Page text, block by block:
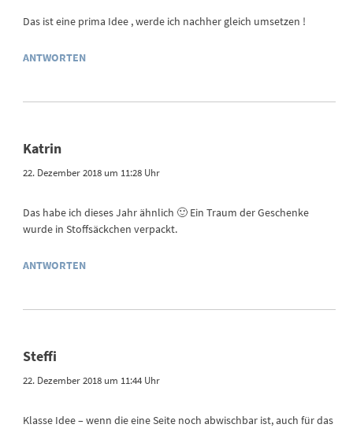
Das ist eine prima Idee , werde ich nachher gleich umsetzen !
ANTWORTEN
Katrin
22. Dezember 2018 um 11:28 Uhr
Das habe ich dieses Jahr ähnlich 🙂 Ein Traum der Geschenke
wurde in Stoffsäckchen verpackt.
ANTWORTEN
Steffi
22. Dezember 2018 um 11:44 Uhr
Klasse Idee – wenn die eine Seite noch abwischbar ist, auch für das